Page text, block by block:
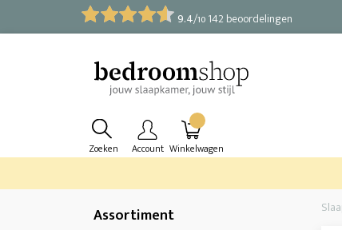
9.4/10 142 beoordelingen
Zoeken Account Winkelwagen
Assortiment